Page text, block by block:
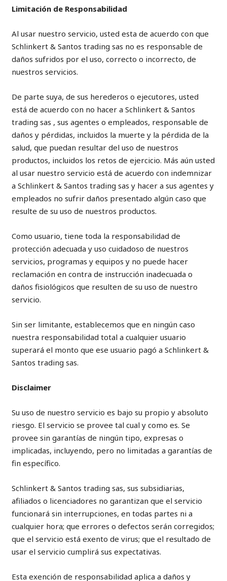
Limitación de Responsabilidad
Al usar nuestro servicio, usted esta de acuerdo con que
Schlinkert & Santos trading sas no es responsable de
daños sufridos por el uso, correcto o incorrecto, de
nuestros servicios.
De parte suya, de sus herederos o ejecutores, usted
está de acuerdo con no hacer a Schlinkert & Santos
trading sas , sus agentes o empleados, responsable de
daños y pérdidas, incluidos la muerte y la pérdida de la
salud, que puedan resultar del uso de nuestros
productos, incluidos los retos de ejercicio. Más aún usted
al usar nuestro servicio está de acuerdo con indemnizar
a Schlinkert & Santos trading sas y hacer a sus agentes y
empleados no sufrir daños presentado algún caso que
resulte de su uso de nuestros productos.
Como usuario, tiene toda la responsabilidad de
protección adecuada y uso cuidadoso de nuestros
servicios, programas y equipos y no puede hacer
reclamación en contra de instrucción inadecuada o
daños fisiológicos que resulten de su uso de nuestro
servicio.
Sin ser limitante, establecemos que en ningún caso
nuestra responsabilidad total a cualquier usuario
superará el monto que ese usuario pagó a Schlinkert &
Santos trading sas.
Disclaimer
Su uso de nuestro servicio es bajo su propio y absoluto
riesgo. El servicio se provee tal cual y como es. Se
provee sin garantías de ningún tipo, expresas o
implicadas, incluyendo, pero no limitadas a garantías de
fin específico.
Schlinkert & Santos trading sas, sus subsidiarias,
afiliados o licenciadores no garantizan que el servicio
funcionará sin interrupciones, en todas partes ni a
cualquier hora; que errores o defectos serán corregidos;
que el servicio está exento de virus; que el resultado de
usar el servicio cumplirá sus expectativas.
Esta exención de responsabilidad aplica a daños y